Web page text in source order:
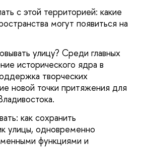
с этой территорией: какие
могут появиться на
улицу? Среди главных
исторического ядра в
творческих
новой точки притяжения для
как сохранить
улицы, одновременно
функциями и